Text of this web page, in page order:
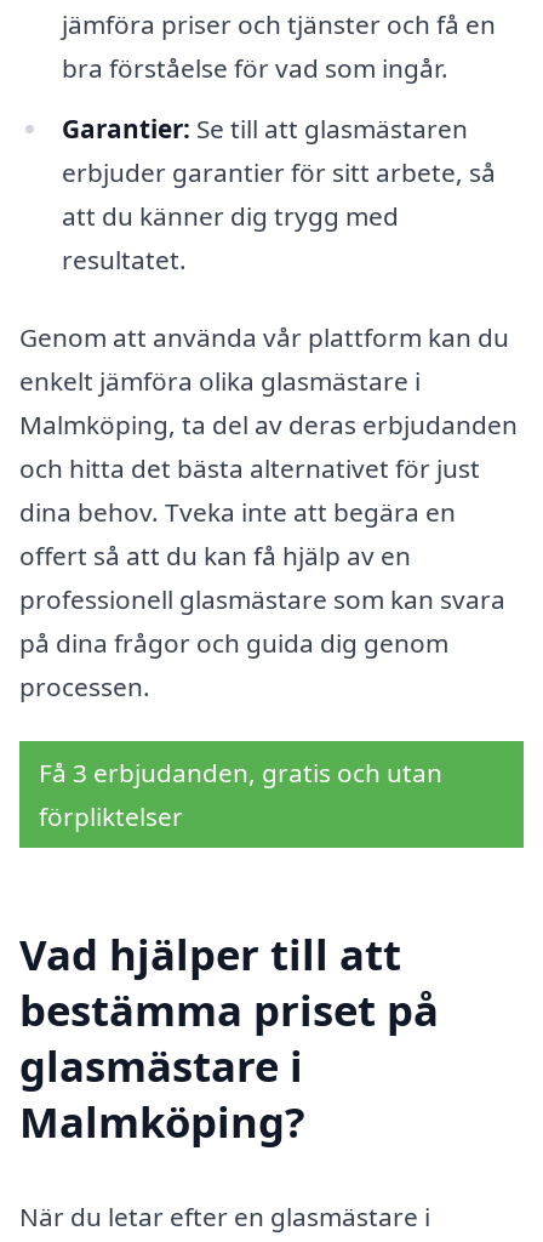
jämföra priser och tjänster och få en
bra förståelse för vad som ingår.
Garantier: Se till att glasmästaren
erbjuder garantier för sitt arbete, så
att du känner dig trygg med
resultatet.
Genom att använda vår plattform kan du
enkelt jämföra olika glasmästare i
Malmköping, ta del av deras erbjudanden
och hitta det bästa alternativet för just
dina behov. Tveka inte att begära en
offert så att du kan få hjälp av en
professionell glasmästare som kan svara
på dina frågor och guida dig genom
processen.
Få 3 erbjudanden, gratis och utan
förpliktelser
Vad hjälper till att
bestämma priset på
glasmästare i
Malmköping?
När du letar efter en glasmästare i